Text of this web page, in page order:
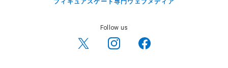
Follow us